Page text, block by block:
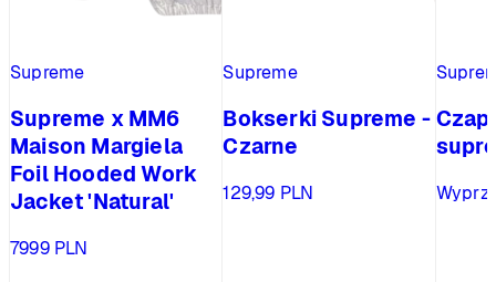
Supreme
Supreme x MM6
Maison Margiela
Foil Hooded Work
Jacket 'Natural'
7999 PLN
Supreme
Bokserki Supreme -
Czarne
129,99 PLN